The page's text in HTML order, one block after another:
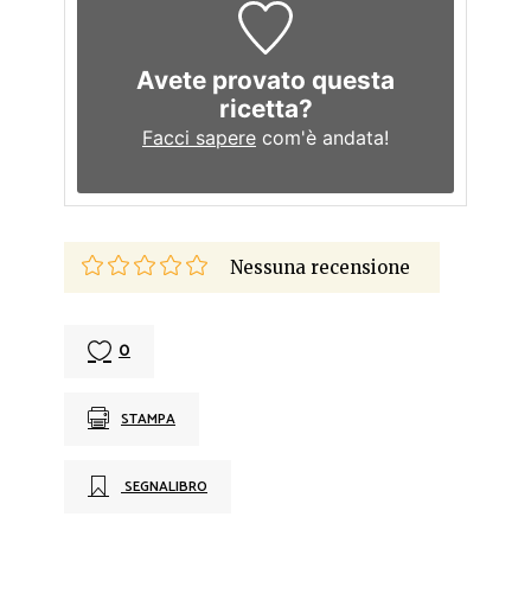
Avete provato questa
ricetta?
Facci sapere com'è andata!
Nessuna recensione
0
STAMPA
SEGNALIBRO